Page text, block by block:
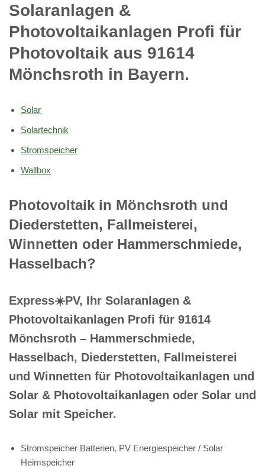
Solaranlagen &
Photovoltaikanlagen Profi für
Photovoltaik aus 91614
Mönchsroth in Bayern.
Solar
Solartechnik
Stromspeicher
Wallbox
Photovoltaik in Mönchsroth und
Diederstetten, Fallmeisterei,
Winnetten oder Hammerschmiede,
Hasselbach?
Express☀️PV️, Ihr Solaranlagen &
Photovoltaikanlagen Profi für 91614
Mönchsroth – Hammerschmiede,
Hasselbach, Diederstetten, Fallmeisterei
und Winnetten für Photovoltaikanlagen und
Solar & Photovoltaikanlagen oder Solar und
Solar mit Speicher.
Stromspeicher Batterien, PV Energiespeicher / Solar
Heimspeicher